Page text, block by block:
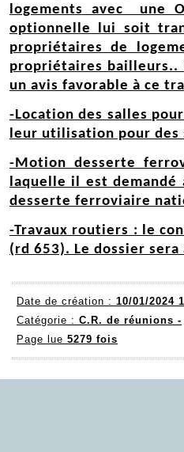
logements avec une
optionnelle lui soit
propriétaires de
propriétaires bailleurs..
un avis favorable à ce
-Location des salles
leur utilisation pour des
-Motion desserte
laquelle il est demandé
desserte ferroviaire
-Travaux routiers : le
(rd 653). Le dossier
Date de création : 10/01/2024
Catégorie : C.R. de réunions -
Page lue 5279 fois